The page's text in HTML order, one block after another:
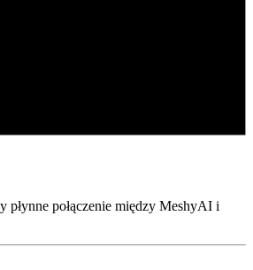
połączenie między MeshyAI i